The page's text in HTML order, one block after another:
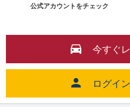
公式アカウントをチェック
今すぐ
ログイ